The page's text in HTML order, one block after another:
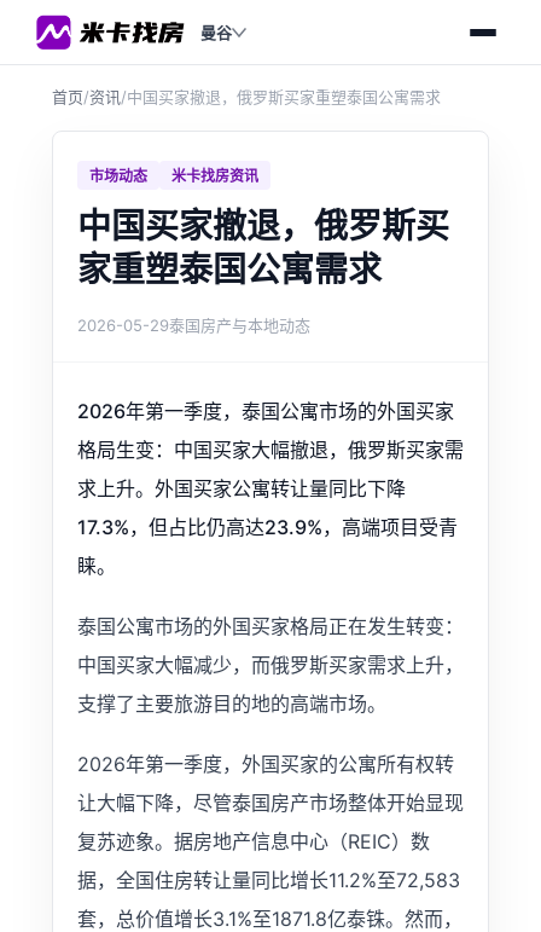
曼谷
首页/资讯/中国买家撤退，俄罗斯买家重塑泰国公寓需求
市场动态 米卡找房资讯
中国买家撤退，俄罗斯买
家重塑泰国公寓需求
2026-05-29泰国房产与本地动态
2026年第一季度，泰国公寓市场的外国买家
格局生变：中国买家大幅撤退，俄罗斯买家需
求上升。外国买家公寓转让量同比下降
17.3%，但占比仍高达23.9%，高端项目受青
睐。
泰国公寓市场的外国买家格局正在发生转变：
中国买家大幅减少，而俄罗斯买家需求上升，
支撑了主要旅游目的地的高端市场。
2026年第一季度，外国买家的公寓所有权转
让大幅下降，尽管泰国房产市场整体开始显现
复苏迹象。据房地产信息中心（REIC）数
据，全国住房转让量同比增长11.2%至72,583
套，总价值增长3.1%至1871.8亿泰铢。然而，